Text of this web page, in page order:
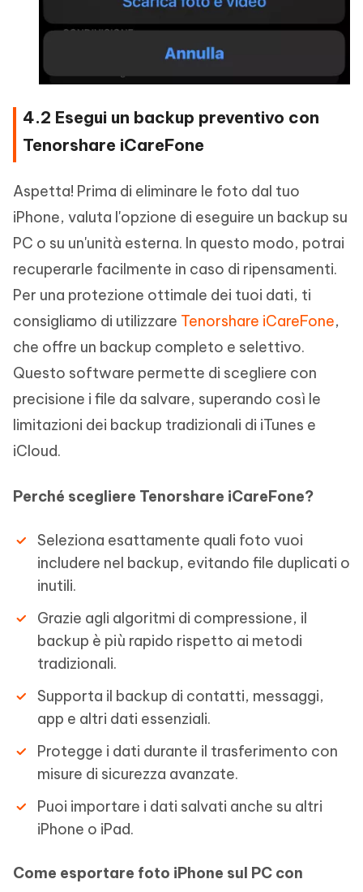
4.2 Esegui un backup preventivo con
Tenorshare iCareFone
Aspetta! Prima di eliminare le foto dal tuo
iPhone, valuta l'opzione di eseguire un backup su
PC o su un'unità esterna. In questo modo, potrai
recuperarle facilmente in caso di ripensamenti.
Per una protezione ottimale dei tuoi dati, ti
consigliamo di utilizzare Tenorshare iCareFone,
che offre un backup completo e selettivo.
Questo software permette di scegliere con
precisione i file da salvare, superando così le
limitazioni dei backup tradizionali di iTunes e
iCloud.
Perché scegliere Tenorshare iCareFone?
Seleziona esattamente quali foto vuoi
includere nel backup, evitando file duplicati o
inutili.
Grazie agli algoritmi di compressione, il
backup è più rapido rispetto ai metodi
tradizionali.
Supporta il backup di contatti, messaggi,
app e altri dati essenziali.
Protegge i dati durante il trasferimento con
misure di sicurezza avanzate.
Puoi importare i dati salvati anche su altri
iPhone o iPad.
Come esportare foto iPhone sul PC con